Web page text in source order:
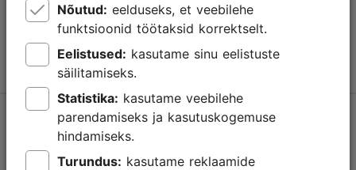
Jälgi meid @ VisitTallinn
Kasutajatingimused
Nõutud:
funktsioonid töötaksid korrektselt.
Eelistused:
säilitamiseks.
Statistika:
parendamiseks ja kasutuskogemuse
hindamiseks.
Turundus: